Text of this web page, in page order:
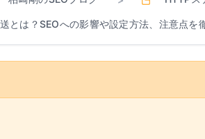
とは？SEOへの影響や設定方法、注意点を